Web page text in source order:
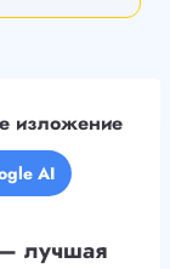
изложение
AI
— лучшая